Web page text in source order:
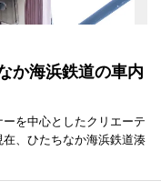
か海浜鉄道の車内
を中心としたクリエーテ
、ひたちなか海浜鉄道湊